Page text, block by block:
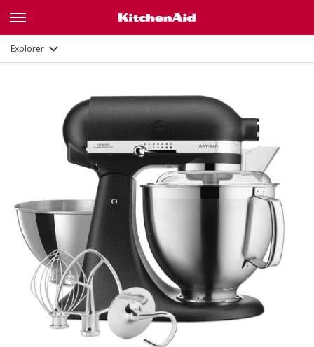
ExplorerDescription